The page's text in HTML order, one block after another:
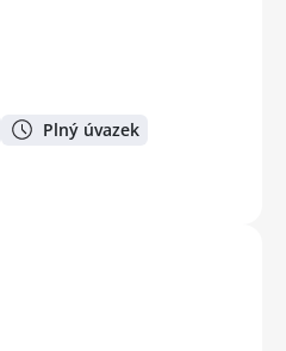
Plný úvazek